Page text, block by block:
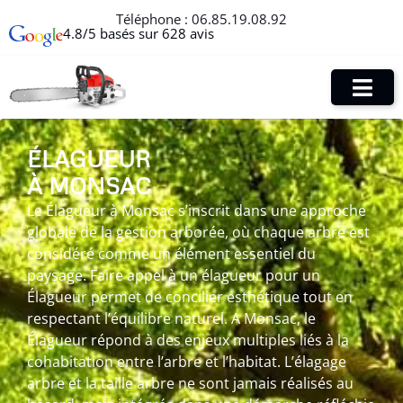
Téléphone : 06.85.19.08.92
4.8/5 basés sur 628 avis
ÉLAGUEUR
À MONSAC
Le Élagueur à Monsac s’inscrit dans une approche
globale de la gestion arborée, où chaque arbre est
considéré comme un élément essentiel du
paysage. Faire appel à un élagueur pour un
Élagueur permet de concilier esthétique tout en
respectant l’équilibre naturel. A Monsac, le
Élagueur répond à des enjeux multiples liés à la
cohabitation entre l’arbre et l’habitat. L’élagage
arbre et la taille arbre ne sont jamais réalisés au